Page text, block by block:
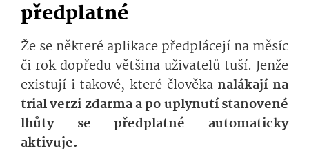
předplatné
Že se některé aplikace předplácejí na měsíc
či rok dopředu většina uživatelů tuší. Jenže
existují i takové, které člověka nalákají na
trial verzi zdarma a po uplynutí stanovené
lhůty se předplatné automaticky
aktivuje.